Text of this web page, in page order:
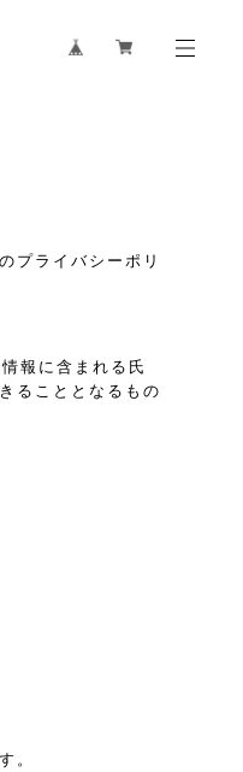
プライバシーポリ
報に含まれる氏
ることとなるもの
。